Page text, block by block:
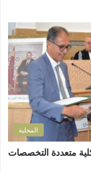
المحلية
متعددة التخصصات